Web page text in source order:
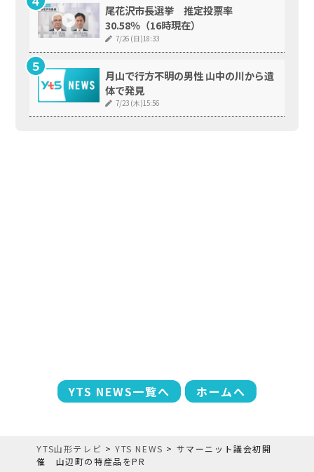
尾花沢市長選挙 推定投票率
30.58％（16時現在）
7/26 (日)18:33
月山で行方不明の男性 山中の川から遺
体で発見
7/23 (木)15:56
YTS NEWS一覧へ ホームへ
YTS山形テレビ >YTS NEWS > サマーニット議会初開
催 山辺町の特産品をPR